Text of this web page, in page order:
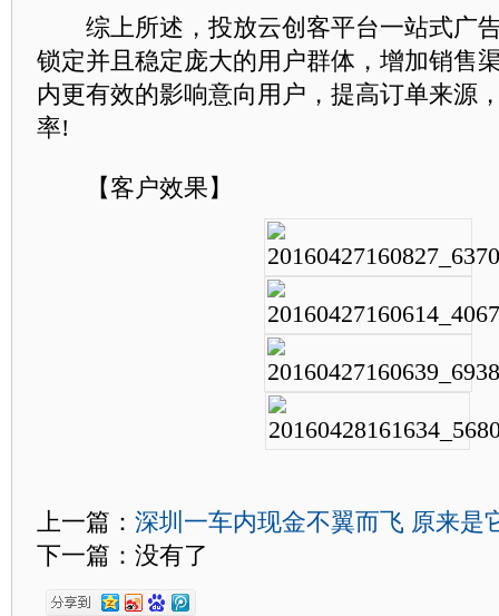
综上所述，投放云创客平台一站式广
锁定并且稳定庞大的用户群体，增加销售
内更有效的影响意向用户，提高订单来源
率!
【客户效果】
上一篇： 深圳一车内现金不翼而飞 原来是
下一篇：没有了